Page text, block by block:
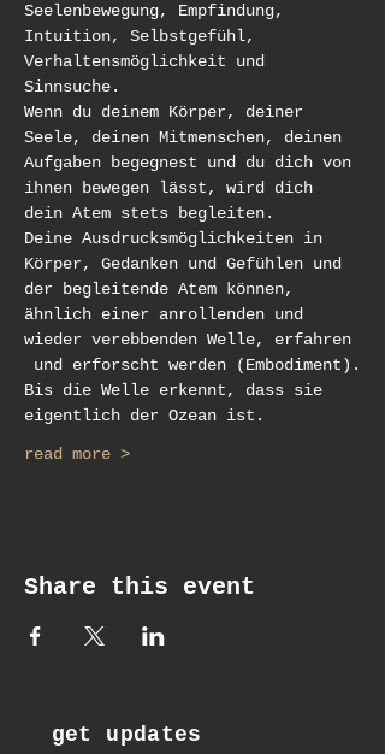
Seelenbewegung, Empfindung,
Intuition, Selbstgefühl,
Verhaltensmöglichkeit und
Sinnsuche.
Wenn du deinem Körper, deiner
Seele, deinen Mitmenschen, deinen
Aufgaben begegnest und du dich von
ihnen bewegen lässt, wird dich
dein Atem stets begleiten.
Deine Ausdrucksmöglichkeiten in
Körper, Gedanken und Gefühlen und
der begleitende Atem können,
ähnlich einer anrollenden und
wieder verebbenden Welle, erfahren
und erforscht werden (Embodiment).
Bis die Welle erkennt, dass sie
eigentlich der Ozean ist.
read more >
Share this event
get updates